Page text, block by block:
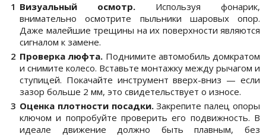
Визуальный осмотр. Используя фонарик,
внимательно осмотрите пыльники шаровых опор.
Даже малейшие трещины на их поверхности являются
сигналом к замене.
Проверка люфта. Поднимите автомобиль домкратом
и снимите колесо. Вставьте монтажку между рычагом и
ступицей. Покачайте инструмент вверх-вниз — если
зазор больше 2 мм, это свидетельствует о износе.
Оценка плотности посадки.Закрепите палец опоры
ключом и попробуйте проверить его подвижность. В
идеале движение должно быть плавным, без